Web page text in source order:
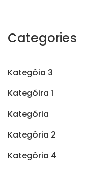
Categories
Kategóia 3
Kategóira 1
Kategória
Kategória 2
Kategória 4